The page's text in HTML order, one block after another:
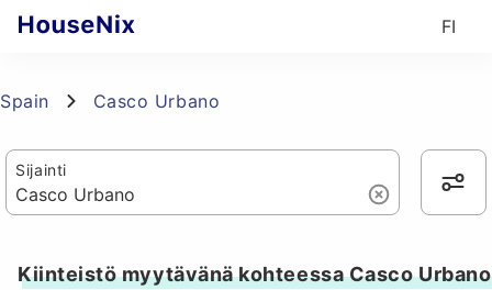
FI
Spain Casco Urbano
Sijainti
Kiinteistö myytävänä kohteessa Casco Urbano